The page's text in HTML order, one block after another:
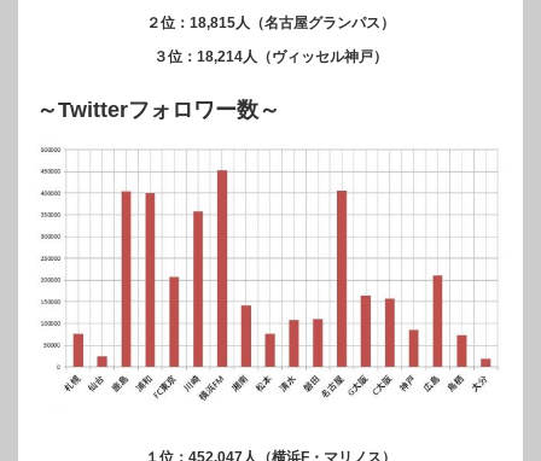
２位：18,815人（名古屋グランパス）
３位：18,214人（ヴィッセル神戸）
～Twitterフォロワー数～
１位：452,047人（横浜F・マリノス）